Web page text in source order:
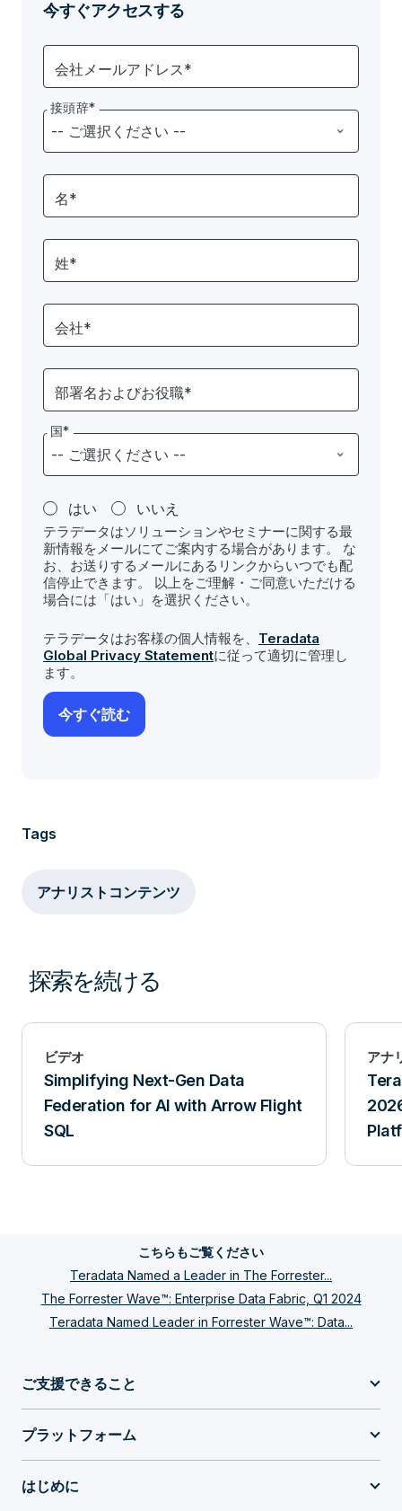
今すぐアクセスする
会社メールアドレス*
接頭辞*
名*
姓*
会社*
部署名およびお役職*
国*
はい いいえ
テラデータはソリューションやセミナーに関する最
新情報をメールにてご案内する場合があります。 な
お、お送りするメールにあるリンクからいつでも配
信停止できます。 以上をご理解・ご同意いただける
場合には「はい」を選択ください。
テラデータはお客様の個人情報を、 Teradata
Global Privacy Statementに従って適切に管理し
ます。
Tags
アナリストコンテンツ
探索を続ける
ビデオ
Simplifying Next-Gen Data
Federation for AI with Arrow Flight
SQL
アナ
こちらもご覧ください
Teradata Named a Leader in The Forrester...
The Forrester Wave™: Enterprise Data Fabric, Q1 2024
Teradata Named Leader in Forrester Wave™: Data...
ご支援できること
プラットフォーム
はじめに